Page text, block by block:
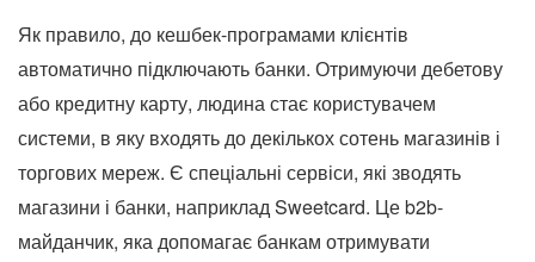
Як правило, до кешбек-програмами клієнтів
автоматично підключають банки. Отримуючи дебетову
або кредитну карту, людина стає користувачем
системи, в яку входять до декількох сотень магазинів і
торгових мереж. Є спеціальні сервіси, які зводять
магазини і банки, наприклад Sweetcard. Це b2b-
майданчик, яка допомагає банкам отримувати